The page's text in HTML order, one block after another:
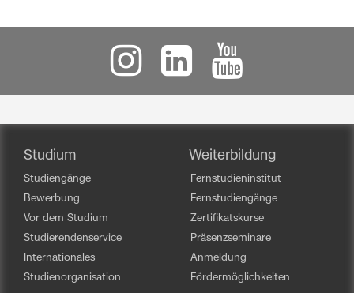
Studium
Studiengänge
Bewerbung
Vor dem Studium
Studierendenservice
Internationales
Studienorganisation
Weiterbildung
Fernstudieninstitut
Fernstudiengänge
Zertifikatskurse
Präsenzseminare
Anmeldung
Fördermöglichkeiten